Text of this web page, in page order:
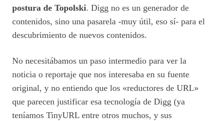
postura de Topolski. Digg no es un generador de
contenidos, sino una pasarela -muy útil, eso sí- para el
descubrimiento de nuevos contenidos.
No necesitábamos un paso intermedio para ver la
noticia o reportaje que nos interesaba en su fuente
original, y no entiendo que los «reductores de URL»
que parecen justificar esa tecnología de Digg (ya
teníamos TinyURL entre otros muchos, y sus